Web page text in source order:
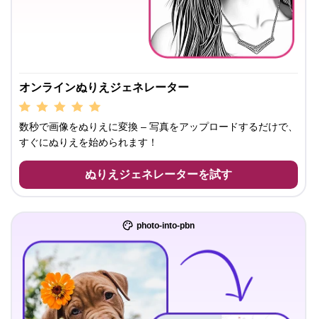
オンラインぬりえジェネレーター
数秒で画像をぬりえに変換 – 写真をアップロードするだけで、
すぐにぬりえを始められます！
ぬりえジェネレーターを試す
photo-into-pbn